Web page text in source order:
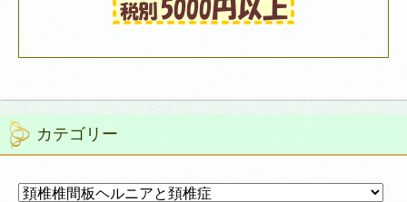
カテゴリー
カ